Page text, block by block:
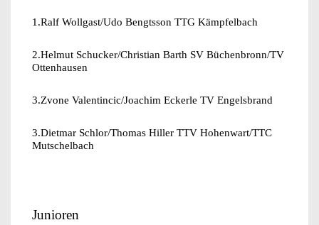
1.Ralf Wollgast/Udo Bengtsson TTG Kämpfelbach
2.Helmut Schucker/Christian Barth SV Büchenbronn/TV
Ottenhausen
3.Zvone Valentincic/Joachim Eckerle TV Engelsbrand
3.Dietmar Schlor/Thomas Hiller TTV Hohenwart/TTC
Mutschelbach
Junioren